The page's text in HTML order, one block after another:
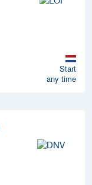
Start
any time